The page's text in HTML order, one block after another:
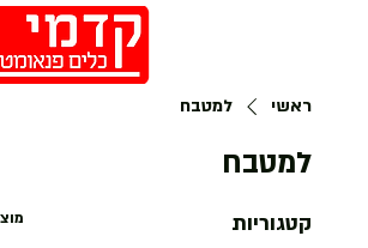
ראשי למטבח
למטבח
קטגוריות